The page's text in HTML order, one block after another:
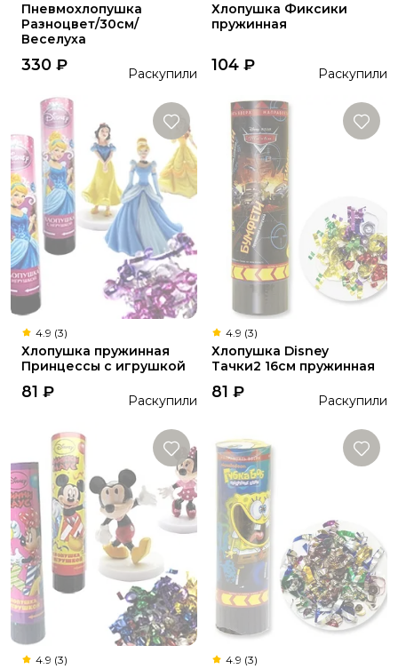
Пневмохлопушка
Разноцвет/30см/
Веселуха
330 ₽ Раскупили
Хлопушка Фиксики
пружинная
104 ₽ Раскупили
4.9 (3)
Хлопушка пружинная
Принцессы с игрушкой
81 ₽ Раскупили
4.9 (3)
Хлопушка Disney
Тачки2 16см пружинная
81 ₽ Раскупили
4.9 (3) 4.9 (3)